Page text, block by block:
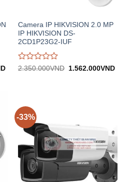
Giá
Camera IP HIKVISION 2.0 MP
IP HIKVISION DS-
2CD1P23G2-IUF
Được
5
2.350.000VND
Giá
1.562.000VNDGiá
-33%